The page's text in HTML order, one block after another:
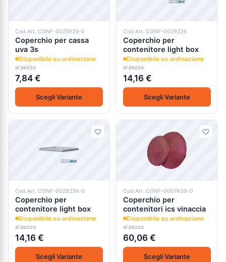
Cod.Art. CONF-0025935-0
Coperchio per cassa
uva 3s
Disponibile su ordinazione
al pezzo
7,84 €
Scegli Variante
Cod.Art. CONF-0029236
Coperchio per
contenitore light box
Disponibile su ordinazione
al pezzo
14,16 €
Scegli Variante
Cod.Art. CONF-0029236-0
Coperchio per
contenitore light box
Disponibile su ordinazione
al pezzo
14,16 €
Scegli Variante
Cod.Art. CONF-0007439-0
Coperchio per
contenitori ics vinaccia
Disponibile su ordinazione
al pezzo
60,06 €
Scegli Variante